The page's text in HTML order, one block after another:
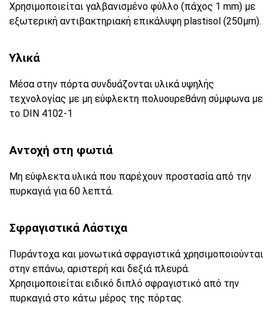
Χρησιμοποιείται γαλβανισμένο φύλλο (πάχος 1 mm) με
εξωτερική αντιβακτηριακή επικάλυψη plastisol (250μm).
Υλικά
Μέσα στην πόρτα συνδυάζονται υλικά υψηλής
τεχνολογίας με μη εύφλεκτη πολυουρεθάνη σύμφωνα με
το DIN 4102-1
Αντοχή στη φωτιά
Μη εύφλεκτα υλικά που παρέχουν προστασία από την
πυρκαγιά για 60 λεπτά.
Σφραγιστικά Λάστιχα
Πυράντοχα και μονωτικά σφραγιστικά χρησιμοποιούνται
στην επάνω, αριστερή και δεξιά πλευρά.
Χρησιμοποιείται ειδικό διπλό σφραγιστικό από την
πυρκαγιά στο κάτω μέρος της πόρτας.